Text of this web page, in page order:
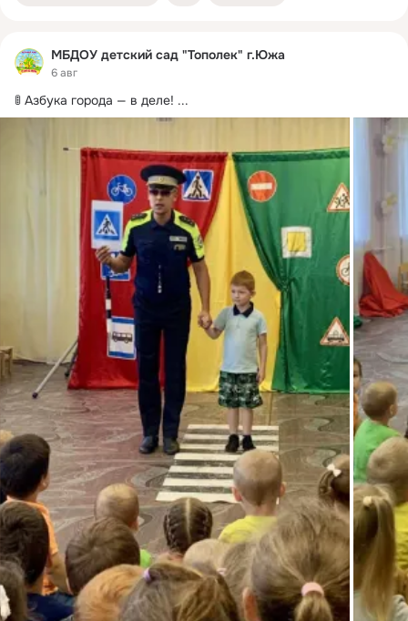
МБДОУ детский сад "Тополек" г.Южа
6 авг
🚦 Азбука города — в деле! ...